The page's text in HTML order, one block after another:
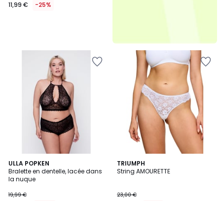
11,99 € -25%
ULLA POPKEN
Bralette en dentelle, lacée dans
la nuque
19,99 €
TRIUMPH
String AMOURETTE
23,00 €
3
Couleurs